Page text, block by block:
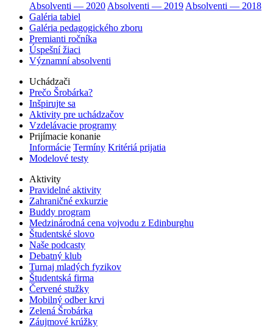
Absolventi — 2020 Absolventi — 2019 Absolventi — 2018
Galéria tabiel
Galéria pedagogického zboru
Premianti ročníka
Úspešní žiaci
Významní absolventi
Uchádzači
Prečo Šrobárka?
Inšpirujte sa
Aktivity pre uchádzačov
Vzdelávacie programy
Prijímacie konanie
Informácie Termíny Kritériá prijatia
Modelové testy
Aktivity
Pravidelné aktivity
Zahraničné exkurzie
Buddy program
Medzinárodná cena vojvodu z Edinburghu
Študentské slovo
Naše podcasty
Debatný klub
Turnaj mladých fyzikov
Študentská firma
Červené stužky
Mobilný odber krvi
Zelená Šrobárka
Záujmové krúžky